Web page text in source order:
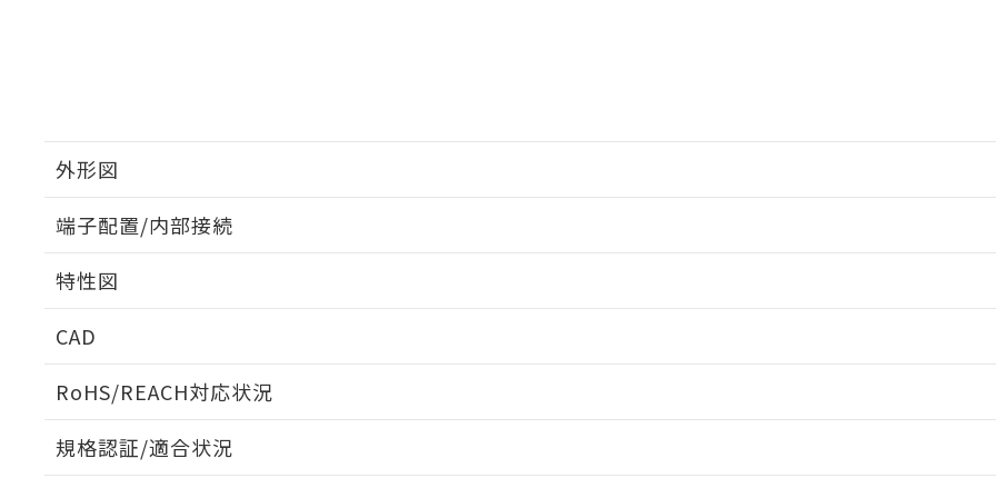
外形図
端子配置/内部接続
特性図
CAD
RoHS/REACH対応状況
EU RoHS 注意事項・凡例
規格認証/適合状況